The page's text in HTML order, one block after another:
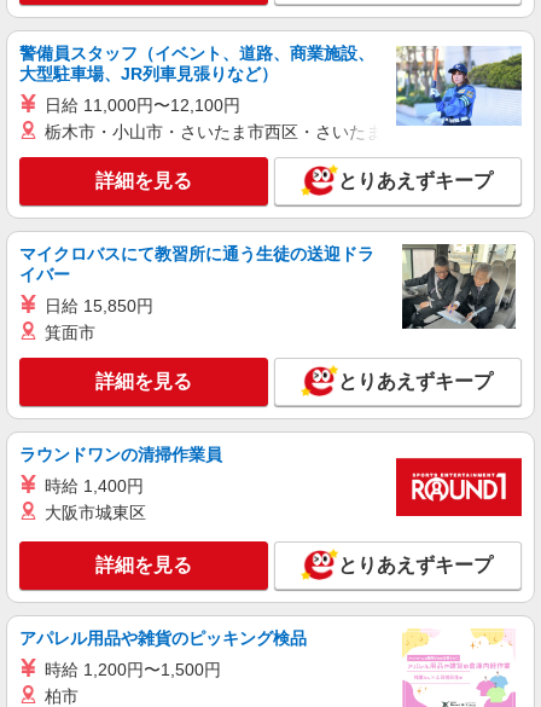
キープ 詳細を見る
アルバイト パート 派遣社員
日研トータルソーシング株式会社 メディカルケア事業部/広島オフィ
看護助手（ナースエイド）
時給1,300円 ★週払いOK（規定あり） ※給与
幅は経験・能力による
広島県広島市南区 【最寄駅】天神川駅
キープ 詳細を見る
日研トータルソーシング株式会社 メディカルケア事業部/広島オフィ
ス【看護助手】
看護助手（ナースエイド）
時給1,300円 ★週払いOK（規定あり） ※給与
キープ 詳細を見る
アルバイト パート 派遣社員
日研トータルソーシング株式会社 メディカルケア事業部/広島オフィ
ス【看護助手】
警備員スタッフ（イベント、道路、商業施設、
大型駐車場、JR列車見張りなど）
日給 11,000円〜12,100円
栃木市・小山市・さいたま市西区・さいたま市岩槻区・久喜市・
詳細を見る とりあえずキープ
マイクロバスにて教習所に通う生徒の送迎ドラ
イバー
日給 15,850円
箕面市
詳細を見る とりあえずキープ
ラウンドワンの清掃作業員
時給 1,400円
大阪市城東区
詳細を見る とりあえずキープ
アパレル用品や雑貨のピッキング検品
時給 1,200円〜1,500円
柏市